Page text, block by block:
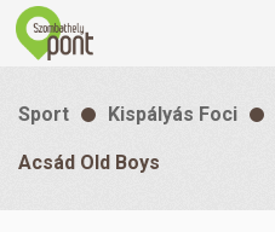
Programok
Sport Kispályás Foci
Acsád Old Boys